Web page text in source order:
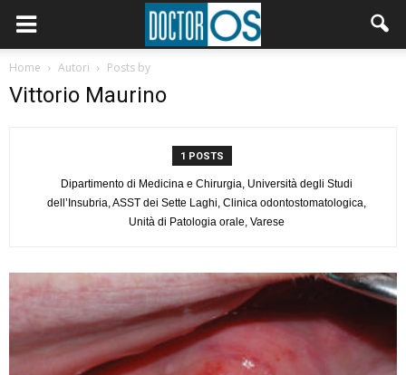
Home Autori Posts by
Vittorio Maurino
1 POSTS
Dipartimento di Medicina e Chirurgia, Università degli Studi
dell’Insubria, ASST dei Sette Laghi, Clinica odontostomatologica,
Unità di Patologia orale, Varese